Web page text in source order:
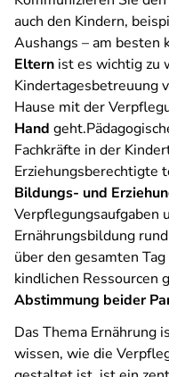
auch den Kindern,
Aushangs – am besten
Eltern ist es wichtig zu
Kindertagesbetreuung
Hause mit der
Hand
Fachkräfte in der
Erziehungsberechtigte
Bildungs- und
Verpflegungsaufgaben
Ernährungsbildung
über den gesamten
kindlichen Ressourcen
Abstimmung beider
Das Thema Ernährung
wissen, wie die